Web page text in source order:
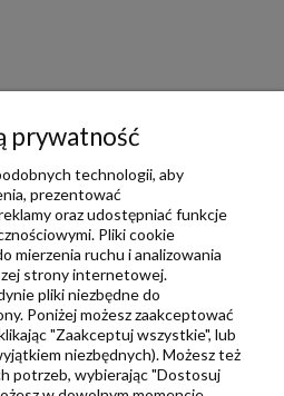
prywatność
technologii, aby
prezentować
oraz udostępniać funkcje
Pliki cookie
mierzenia ruchu i analizowania
strony internetowej.
pliki niezbędne do
Poniżej możesz zaakceptować
"Zaakceptuj wszystkie", lub
niezbędnych). Możesz też
potrzeb, wybierając "Dostosuj